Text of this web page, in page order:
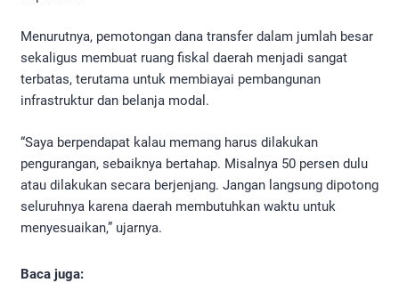
Menurutnya, pemotongan dana transfer dalam jumlah besar
sekaligus membuat ruang fiskal daerah menjadi sangat
terbatas, terutama untuk membiayai pembangunan
infrastruktur dan belanja modal.
“Saya berpendapat kalau memang harus dilakukan
pengurangan, sebaiknya bertahap. Misalnya 50 persen dulu
atau dilakukan secara berjenjang. Jangan langsung dipotong
seluruhnya karena daerah membutuhkan waktu untuk
menyesuaikan,” ujarnya.
Baca juga: